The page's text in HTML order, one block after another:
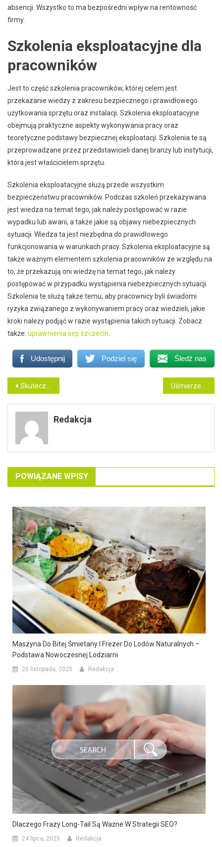
absencji. Wszystko to ma bezpośredni wpływ na rentowność
firmy.
Szkolenia eksploatacyjne dla
pracowników
Jest to część szkolenia pracowników, której celem jest
przekazanie wiedzy z zakresu bezpiecznego i prawidłowego
użytkowania sprzętu oraz instalacji. Szkolenia eksploatacyjne
obejmują praktyczne aspekty wykonywania pracy oraz
teoretyczne podstawy bezpiecznej eksploatacji. Szkolenia te są
przeprowadzane przez przedstawicieli danej branży lub instytucji,
która jest właścicielem sprzętu.
Szkolenia eksploatacyjne służą przede wszystkim
bezpieczeństwu pracowników. Podczas szkoleń przekazywana
jest wiedza na temat tego, jak należy postępować w razie
wypadku lub awarii, a także jakie są objawy niebezpiecznych
sytuacji. Wiedza ta jest niezbędna do prawidłowego
funkcjonowania w warunkach pracy. Szkolenia eksploatacyjne są
także ważnym elementem szkolenia pracowników ze względu na
to, że przekazują oni wiedzę na temat tego, jak należy
postępować w przypadku wystąpienia niebezpiecznych sytuacji.
Szkolenia te służą także temu, aby pracownicy byli świadomi
ryzyka związanego z wykonywaniem pracy oraz wiedzieli, jakie
kroki należy podjąć w razie wystąpienia takich sytuacji. Zobacz
także: uprawnienia sep szczecin
Udostępnij Podziel się Śledź nas
Nawigacja
wpisu
Skuteczne sposoby leczenia zębów
Redakcja
POWIĄZANE WPISY
Maszyna Do Bitej Śmietany I Frezer Do Lodów Naturalnych –
Podstawa Nowoczesnej Lodziarni
20 listopada, 2025 Redakcja
Dlaczego Frazy Long-Tail Są Ważne W Strategii SEO?
24 lipca, 2025 Redakcja